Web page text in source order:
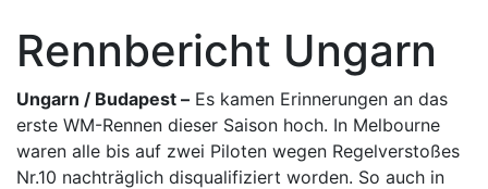
Rennbericht Ungarn
Ungarn / Budapest – Es kamen Erinnerungen an das
erste WM-Rennen dieser Saison hoch. In Melbourne
waren alle bis auf zwei Piloten wegen Regelverstoßes
Nr.10 nachträglich disqualifiziert worden. So auch in